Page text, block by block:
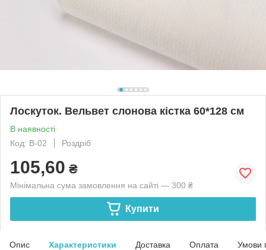
Лоскуток. Вельвет слонова кістка 60*128 см
В наявності
Код: В-02
Роздріб
105,60 ₴
Мінімальна сума замовлення на сайті — 300 ₴
Купити
Опис Характеристики Доставка Оплата Умови